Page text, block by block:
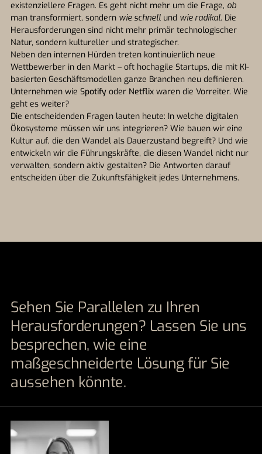
existenziellere Fragen. Es geht nicht mehr um die Frage, ob
man transformiert, sondern wie schnell und wie radikal. Die
Herausforderungen sind nicht mehr primär technologischer
Natur, sondern kultureller und strategischer.
Neben den internen Hürden treten kontinuierlich neue
Wettbewerber in den Markt – oft hochagile Startups, die mit KI-
basierten Geschäftsmodellen ganze Branchen neu definieren.
Unternehmen wie Spotify oder Netflix waren die Vorreiter. Wie
geht es weiter?
Die entscheidenden Fragen lauten heute: In welche digitalen
Ökosysteme müssen wir uns integrieren? Wie bauen wir eine
Kultur auf, die den Wandel als Dauerzustand begreift? Und wie
entwickeln wir die Führungskräfte, die diesen Wandel nicht nur
verwalten, sondern aktiv gestalten? Die Antworten darauf
entscheiden über die Zukunftsfähigkeit jedes Unternehmens.
Sehen Sie Parallelen zu Ihren
Herausforderungen? Lassen Sie uns
besprechen, wie eine
maßgeschneiderte Lösung für Sie
aussehen könnte.